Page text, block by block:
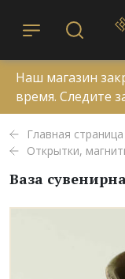
Наш магазин
время. Следите
Главная страница
Открытки,
Ваза